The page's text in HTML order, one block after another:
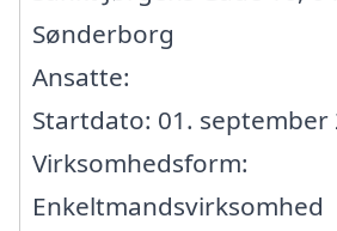
Sønderborg
Ansatte:
Startdato: 01. september
Virksomhedsform:
Enkeltmandsvirksomhed